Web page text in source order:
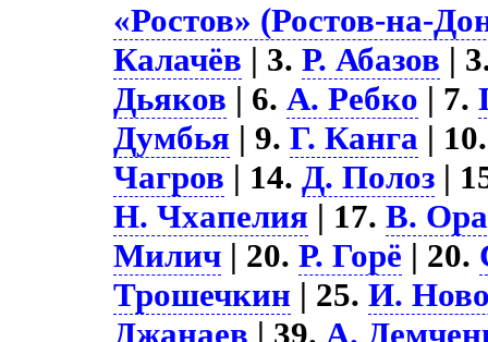
«Ростов» (Ростов-на-
Калачёв | 3.Р. Абазов |
Дьяков | 6.А. Ребко | 7.
Думбья | 9.Г. Канга |
Чагров | 14.Д. Полоз |
Н. Чхапелия | 17.В.
Милич | 20.Р. Горё | 20.
Трошечкин | 25.И.
Джанаев | 39.А.